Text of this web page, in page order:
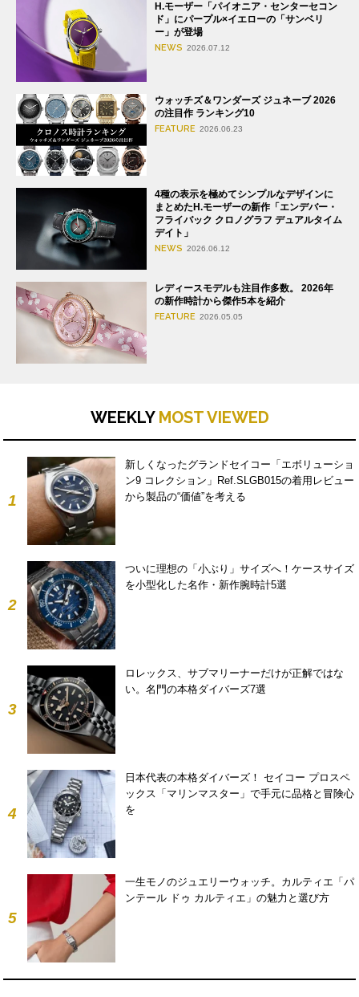
H.モーザー「パイオニア・センターセコン
ド」にパープル×イエローの「サンベリ
ー」が登場
NEWS 2026.07.12
ウォッチズ＆ワンダーズ ジュネーブ 2026
の注目作 ランキング10
FEATURE 2026.06.23
4種の表示を極めてシンプルなデザインに
まとめたH.モーザーの新作「エンデバー・
フライバック クロノグラフ デュアルタイム
デイト」
NEWS 2026.06.12
レディースモデルも注目作多数。 2026年
の新作時計から傑作5本を紹介
FEATURE 2026.05.05
WEEKLY MOST VIEWED
1
新しくなったグランドセイコー「エボリューショ
ン9 コレクション」Ref.SLGB015の着用レビュー
から製品の“価値”を考える
2
ついに理想の「小ぶり」サイズへ！ケースサイズ
を小型化した名作・新作腕時計5選
3
ロレックス、サブマリーナーだけが正解ではな
い。名門の本格ダイバーズ7選
4
日本代表の本格ダイバーズ！ セイコー プロスペ
ックス「マリンマスター」で手元に品格と冒険心
を
5
一生モノのジュエリーウォッチ。カルティエ「パ
ンテール ドゥ カルティエ」の魅力と選び方